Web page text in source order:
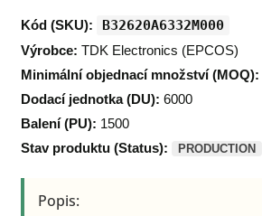
Kód (SKU): B32620A6332M000
Výrobce: TDK Electronics (EPCOS)
Minimální objednací množství (MOQ):
Dodací jednotka (DU): 6000
Balení (PU): 1500
Stav produktu (Status):
PRODUCTION
Popis: